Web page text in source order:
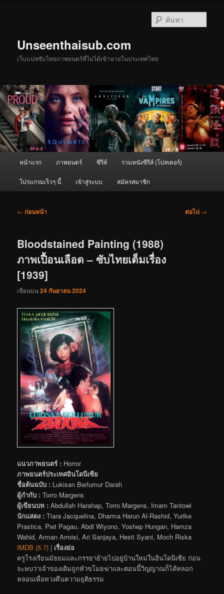
Unseenthaisub.com
เว็บแปลซับไทยภาพยนตร์ที่ไม่ได้เข้าฉายในประเทศไทย
หน้าแรก ภาพยนตร์ ซีรีส์ รวมหนังซีรีส์ (โปสเตอร์)
โปรแกรมเร็วๆ นี้ เข้าสู่ระบบ สมัครสมาชิก
เมนู
← ก่อนหน้า ต่อไป →
Bloodstained Painting (1988)
ภาพเปื้อนเลือด – ซับไทยเต็มเรื่อง
[1939]
เขียนบน24 กันยายน 2024
แนวภาพยนตร์ : Horror
ภาพยนตร์ประเทศอินโดนีเซีย
ชื่อต้นฉบับ : Lukisan Berlumur Darah
ผู้กำกับ : Torro Margens
ผู้เขียนบท : Abdullah Harahap, Torro Margens, Imam Tantowi
นักแสดง : Tiara Jacquelina, Dharma Harun Al-Rashid, Yurike
Prastica, Piet Pagau, Abdi Wiyono, Yoshep Hungan, Hamza
Wahid, Arman Arroisi, Ari Sanjaya, Hesti Syani, Moch Riska
IMDB (5.7) | เรื่องย่อ
ครูโรงเรียนมัธยมและภรรยาย้ายไปอยู่บ้านใหม่ในอินโดนีเซีย ก่อน
จะพบว่าเจ้าของเดิมถูกหัวขโมยฆ่าและตอนนี้วิญญาณก็ได้หลอก
หลอนเพื่อทวงคืนความยุติธรรม